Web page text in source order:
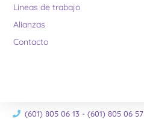
Lineas de trabajo
Alianzas
Contacto
(601) 805 06 13 - (601) 805 06 57